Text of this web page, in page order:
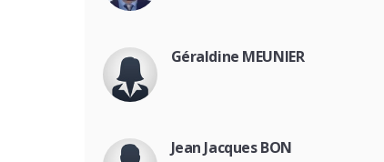
Géraldine MEUNIER
Jean Jacques BON